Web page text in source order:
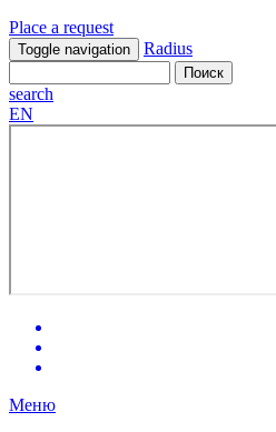
Place a request
Toggle navigation Radius
search
EN
Меню